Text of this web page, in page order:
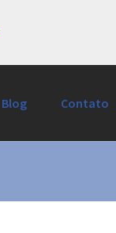
Blog Contato